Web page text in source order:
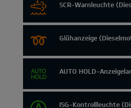
SCR-Warnleuchte
Glühanzeige
AUTO HOLD-
ISG-Kontrollleuchte